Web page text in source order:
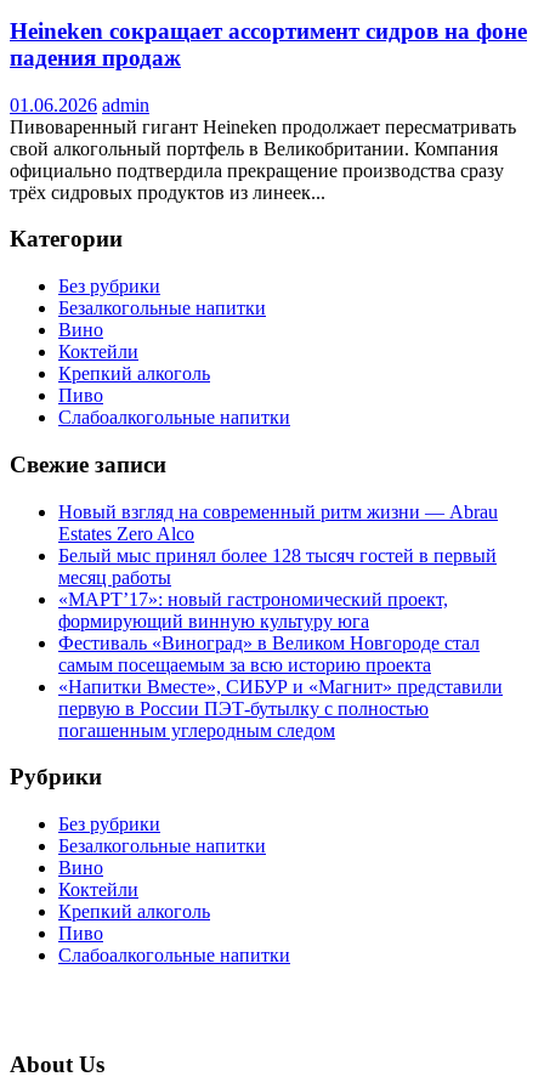
Heineken сокращает ассортимент сидров на фоне
падения продаж
01.06.2026 admin
Пивоваренный гигант Heineken продолжает пересматривать
свой алкогольный портфель в Великобритании. Компания
официально подтвердила прекращение производства сразу
трёх сидровых продуктов из линеек...
Категории
Без рубрики
Безалкогольные напитки
Вино
Коктейли
Крепкий алкоголь
Пиво
Слабоалкогольные напитки
Свежие записи
Новый взгляд на современный ритм жизни — Abrau
Estates Zero Alco
Белый мыс принял более 128 тысяч гостей в первый
месяц работы
«МАРТ’17»: новый гастрономический проект,
формирующий винную культуру юга
Фестиваль «Виноград» в Великом Новгороде стал
самым посещаемым за всю историю проекта
«Напитки Вместе», СИБУР и «Магнит» представили
первую в России ПЭТ-бутылку с полностью
погашенным углеродным следом
Рубрики
Без рубрики
Безалкогольные напитки
Вино
Коктейли
Крепкий алкоголь
Пиво
Слабоалкогольные напитки
About Us